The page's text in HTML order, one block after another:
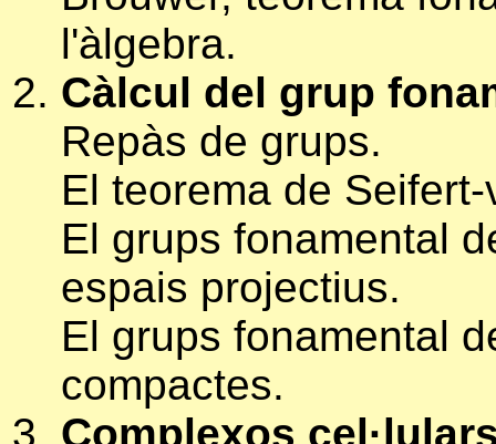
l'àlgebra.
Càlcul del grup
Repàs de grups.
El teorema de
El grups fonamental
espais projectius.
El grups fonamental
compactes.
Complexos